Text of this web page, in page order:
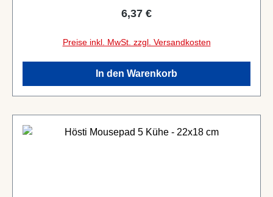
Regulärer Preis:
6,37 €
Preise inkl. MwSt. zzgl. Versandkosten
In den Warenkorb